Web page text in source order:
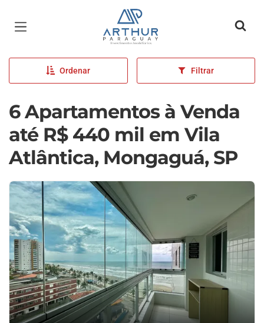
Página inicial
Ordenar Filtrar
6 Apartamentos à Venda
até R$ 440 mil em Vila
Atlântica, Mongaguá, SP